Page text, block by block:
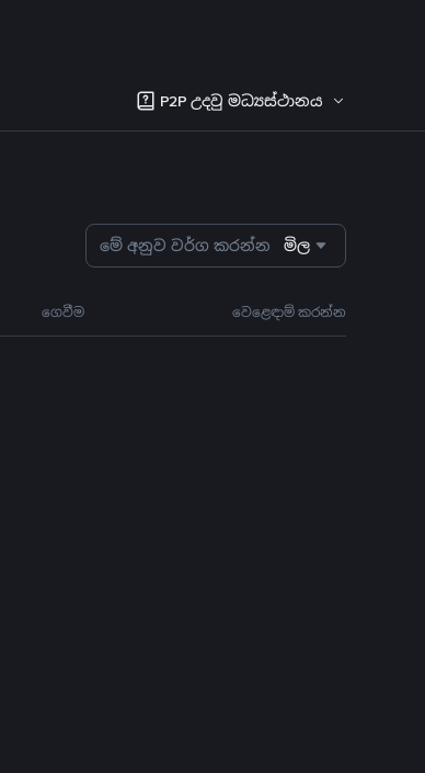
P2P උදවු මධ්‍යස්ථානය
මේ අනුව වර්ග කරන්න මිල
ගෙවීම වෙළෙඳාම් කරන්න